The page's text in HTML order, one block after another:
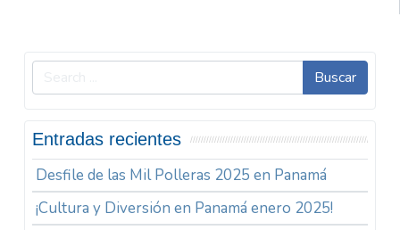
Buscar
Entradas recientes
Desfile de las Mil Polleras 2025 en Panamá
¡Cultura y Diversión en Panamá enero 2025!